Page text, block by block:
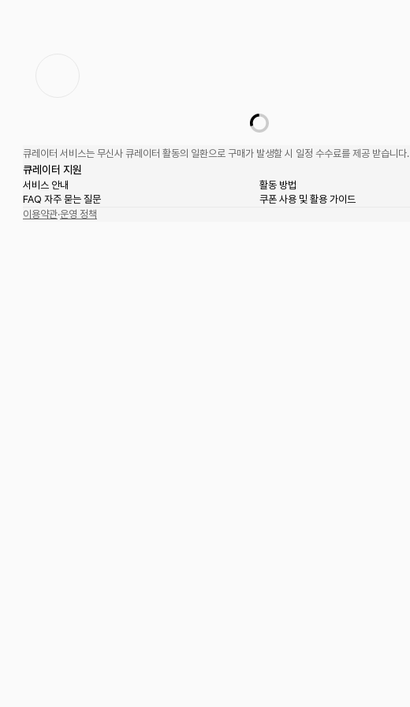
큐레이터 서비스는 무신사 큐레이터 활동의 일환으로 구매가 발생할 시 일정 수수료를 제공 받습니다.
큐레이터 지원
서비스 안내
활동 방법
FAQ 자주 묻는 질문
쿠폰 사용 및 활용 가이드
이용약관·운영 정책